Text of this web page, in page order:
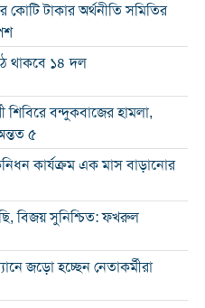
কোটি টাকার অর্থনীতি সমিতির
থাকবে ১৪ দল
শিবিরে বন্দুকবাজের হামলা,
৫
কার্যক্রম এক মাস বাড়ানোর
বিজয় সুনিশ্চিত: ফখরুল
জড়ো হচ্ছেন নেতাকর্মীরা